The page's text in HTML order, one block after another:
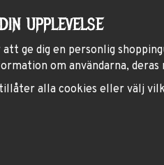
UPPLEVELSE
ge dig en personlig
om användarna,
alla cookies eller välj